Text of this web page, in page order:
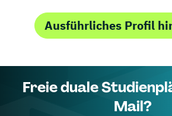
Ausführliches Profil
Freie duale
Mail?